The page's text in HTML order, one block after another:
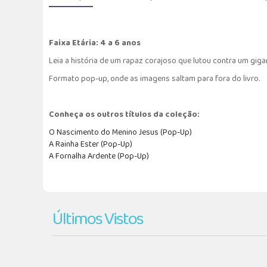
Faixa Etária: 4 a 6 anos
Leia a história de um rapaz corajoso que lutou contra um
Formato pop-up, onde as imagens saltam para fora do livro.
Conheça os outros títulos da coleção:
O Nascimento do Menino Jesus (Pop-Up)
A Rainha Ester (Pop-Up)
A Fornalha Ardente (Pop-Up)
Últimos Vistos